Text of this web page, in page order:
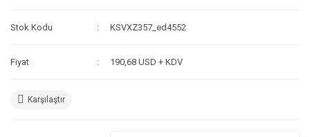
Stok Kodu KSVXZ357_ed4552
Fiyat 190,68 USD + KDV
Karşılaştır